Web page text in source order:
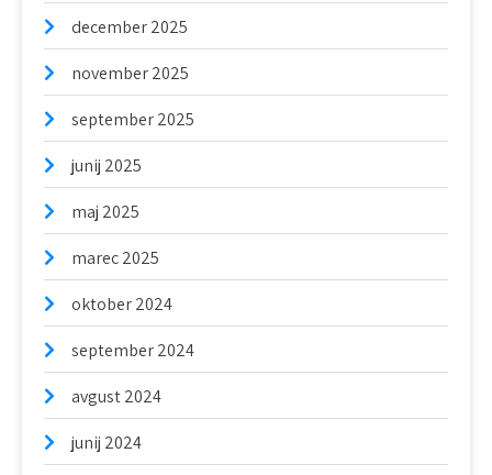
december 2025
november 2025
september 2025
junij 2025
maj 2025
marec 2025
oktober 2024
september 2024
avgust 2024
junij 2024